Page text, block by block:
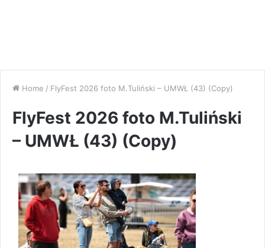
Home / FlyFest 2026 foto M.Tuliński – UMWŁ (43) (Copy)
FlyFest 2026 foto M.Tuliński
– UMWŁ (43) (Copy)